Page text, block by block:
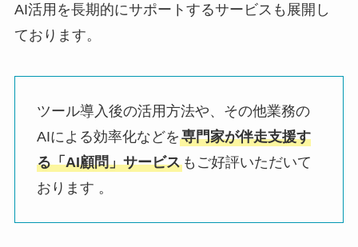
AI活用を長期的にサポートするサービスも展開し
ております。
ツール導入後の活用方法や、その他業務の
AIによる効率化などを専門家が伴走支援す
る「AI顧問」サービスもご好評いただいて
おります 。